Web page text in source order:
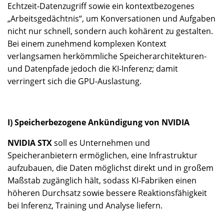
Echtzeit-Datenzugriff sowie ein kontextbezogenes
„Arbeitsgedächtnis“, um Konversationen und Aufgaben
nicht nur schnell, sondern auch kohärent zu gestalten.
Bei einem zunehmend komplexen Kontext
verlangsamen herkömmliche Speicherarchitekturen-
und Datenpfade jedoch die KI-Inferenz; damit
verringert sich die GPU-Auslastung.
I) Speicherbezogene Ankündigung von NVIDIA
NVIDIA STXsoll es Unternehmen und
Speicheranbietern ermöglichen, eine Infrastruktur
aufzubauen, die Daten möglichst direkt und in großem
Maßstab zugänglich hält, sodass KI-Fabriken einen
höheren Durchsatz sowie bessere Reaktionsfähigkeit
bei Inferenz, Training und Analyse liefern.